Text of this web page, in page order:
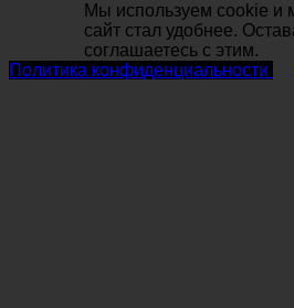
Мы используем cookie и
сайт стал удобнее.
соглашаетесь с этим.
Политика конфиденциальности